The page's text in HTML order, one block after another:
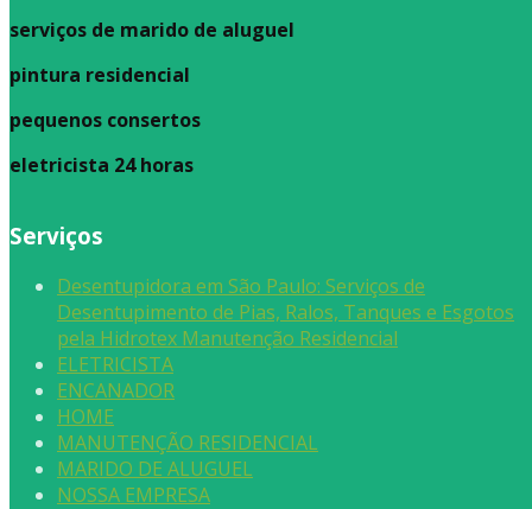
serviços de marido de aluguel
pintura residencial
pequenos consertos
eletricista 24 horas
Serviços
Desentupidora em São Paulo: Serviços de
Desentupimento de Pias, Ralos, Tanques e Esgotos
pela Hidrotex Manutenção Residencial
ELETRICISTA
ENCANADOR
HOME
MANUTENÇÃO RESIDENCIAL
MARIDO DE ALUGUEL
NOSSA EMPRESA